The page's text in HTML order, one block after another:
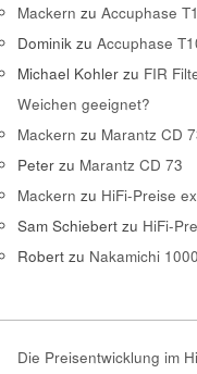
Mackern zu Accuphase
Dominik zu Accuphase
Michael Kohler zu FIR
Weichen geeignet?
Mackern zu Marantz CD
Peter zu Marantz CD 73
Mackern zu HiFi-Preise
Sam Schiebert zu HiFi-
Robert zu Nakamichi
Die Preisentwicklung im